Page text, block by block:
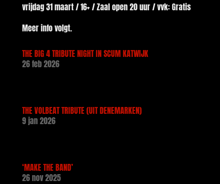
vrijdag 31 maart / 16+ / Zaal open 20 uur / vvk: Gratis
Meer info volgt.
THE BIG 4 TRIBUTE NIGHT IN SCUM KATWIJK
26 feb 2026
THE VOLBEAT TRIBUTE (UIT DENEMARKEN)
9 jan 2026
‘MAKE THE BAND’
26 nov 2025